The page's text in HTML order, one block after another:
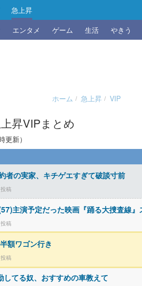
急上昇
エンタメ ゲーム 生活 やきう
ホーム 急上昇 VIP
昇VIPまとめ
新）
者の実家、キチゲエすぎて破談寸前
主演予定だった映画『踊る大捜査線
額ワゴン行き
てる奴、おすすめの車教えて